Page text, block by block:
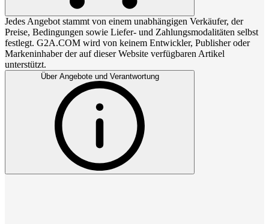
Jedes Angebot stammt von einem unabhängigen Verkäufer, der
Preise, Bedingungen sowie Liefer- und Zahlungsmodalitäten selbst
festlegt. G2A.COM wird von keinem Entwickler, Publisher oder
Markeninhaber der auf dieser Website verfügbaren Artikel
unterstützt.
Über Angebote und Verantwortung